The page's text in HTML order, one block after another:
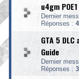
u4gm
Dernier
Réponses : 4
GTA 5
Guide
Dernier
Réponses : 3